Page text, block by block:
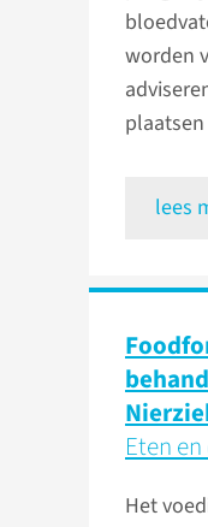
worden
lees
Eten
Het